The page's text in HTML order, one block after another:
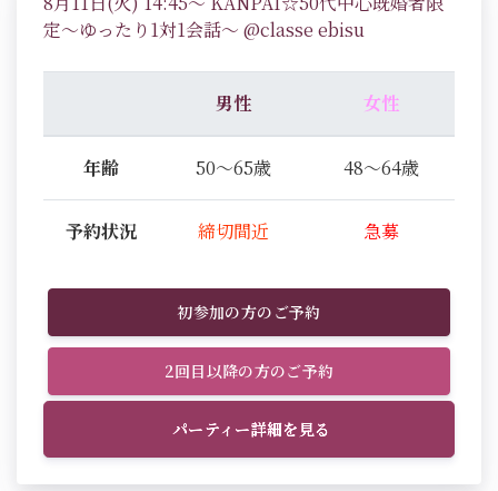
定～ゆったり1対1会話～ @classe ebisu
男性 女性
年齢 50～65歳 48～64歳
予約状況 締切間近 急募
初参加の方のご予約
2回目以降の方のご予約
パーティー詳細を見る